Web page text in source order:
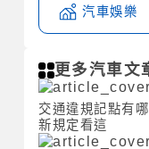
汽車娛樂
更多汽車文
交通違規記點有
新規定看這